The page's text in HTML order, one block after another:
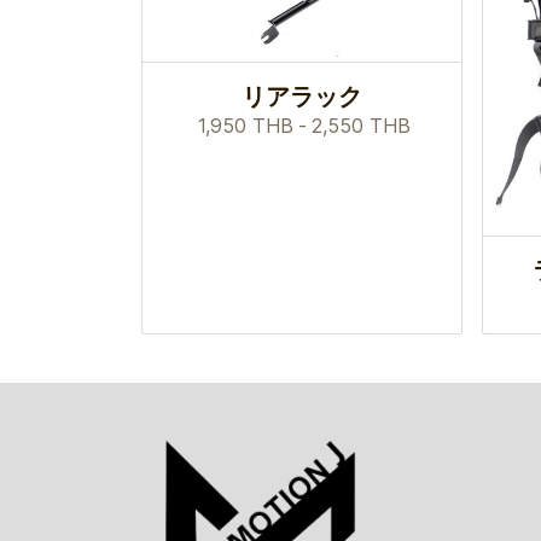
リアラック
1,950 THB - 2,550 THB